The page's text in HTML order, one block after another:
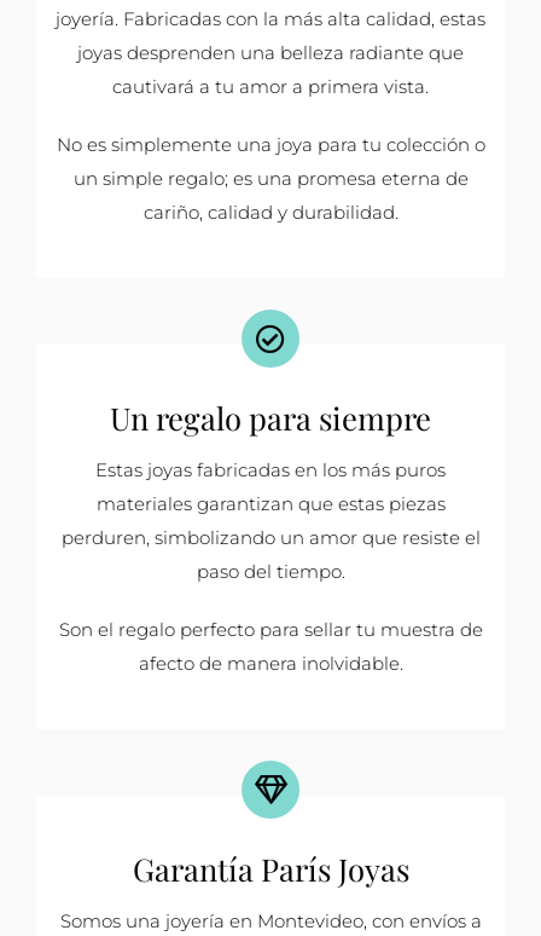
joyería. Fabricadas con la más alta calidad, estas
joyas desprenden una belleza radiante que
cautivará a tu amor a primera vista.
No es simplemente una joya para tu colección o
un simple regalo; es una promesa eterna de
cariño, calidad y durabilidad.
Un regalo para siempre
Estas joyas fabricadas en los más puros
materiales garantizan que estas piezas
perduren, simbolizando un amor que resiste el
paso del tiempo.
Son el regalo perfecto para sellar tu muestra de
afecto de manera inolvidable.
Garantía París Joyas
Somos una joyería en Montevideo, con envíos a